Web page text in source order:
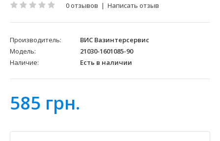
0 отзывов | Написать отзыв
Производитель:
ВИС Вазинтерсервис
Модель:
21030-1601085-90
Наличие:
Есть в наличии
585 грн.